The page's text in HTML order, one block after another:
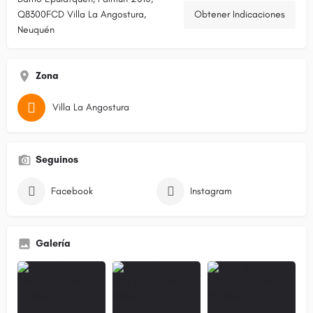
Q8300FCD Villa La Angostura,
Neuquén
Obtener Indicaciones
Zona
Villa La Angostura
Seguinos
Facebook Instagram
Galería